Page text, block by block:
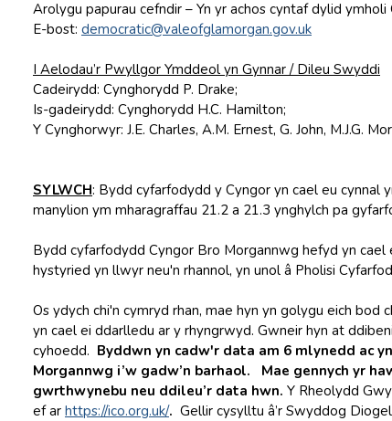
Arolygu papurau cefndir – Yn yr achos cyntaf dylid
E-bost: democratic@valeofglamorgan.gov.uk
I Aelodau’r Pwyllgor Ymddeol yn Gynnar / Dileu Swyddi
Cadeirydd: Cynghorydd P. Drake;
Is-gadeirydd: Cynghorydd H.C. Hamilton;
Y Cynghorwyr: J.E. Charles, A.M. Ernest, G. John, M.J.G.
SYLWCH: Bydd cyfarfodydd y Cyngor yn cael eu cynnal
manylion ym mharagraffau 21.2 a 21.3 ynghylch pa
Bydd cyfarfodydd Cyngor Bro Morgannwg hefyd yn
hystyried yn llwyr neu'n rhannol, yn unol â Pholisi
Os ydych chi'n cymryd rhan, mae hyn yn golygu eich
yn cael ei ddarlledu ar y rhyngrwyd. Gwneir hyn at
cyhoedd. Byddwn yn cadw'r data am 6 mlynedd ac
Morgannwg i’w gadw’n barhaol. Mae gennych yr
gwrthwynebu neu ddileu’r data hwn. Y Rheolydd
ef ar https://ico.org.uk/. Gellir cysylltu â’r Swyddog